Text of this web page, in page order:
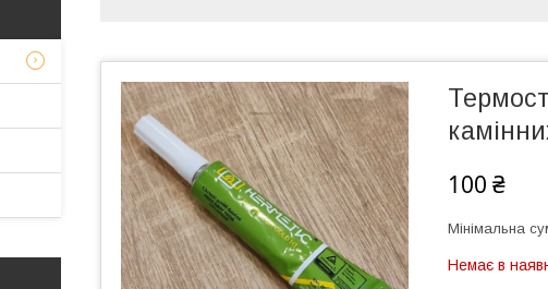
100 ₴
Мінімальна
Немає в